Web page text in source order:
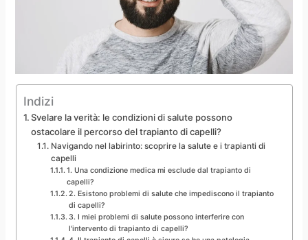
Indizi
Svelare la verità: le condizioni di salute possono
ostacolare il percorso del trapianto di capelli?
Navigando nel labirinto: scoprire la salute e i trapianti di
capelli
1. Una condizione medica mi esclude dal trapianto di
capelli?
2. Esistono problemi di salute che impediscono il trapianto
di capelli?
3. I miei problemi di salute possono interferire con
l'intervento di trapianto di capelli?